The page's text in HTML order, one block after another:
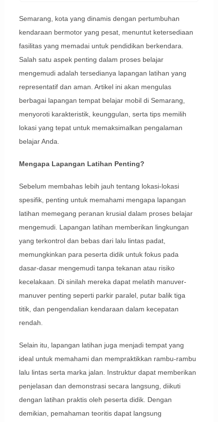
Semarang, kota yang dinamis dengan pertumbuhan
kendaraan bermotor yang pesat, menuntut ketersediaan
fasilitas yang memadai untuk pendidikan berkendara.
Salah satu aspek penting dalam proses belajar
mengemudi adalah tersedianya lapangan latihan yang
representatif dan aman. Artikel ini akan mengulas
berbagai lapangan tempat belajar mobil di Semarang,
menyoroti karakteristik, keunggulan, serta tips memilih
lokasi yang tepat untuk memaksimalkan pengalaman
belajar Anda.
Mengapa Lapangan Latihan Penting?
Sebelum membahas lebih jauh tentang lokasi-lokasi
spesifik, penting untuk memahami mengapa lapangan
latihan memegang peranan krusial dalam proses belajar
mengemudi. Lapangan latihan memberikan lingkungan
yang terkontrol dan bebas dari lalu lintas padat,
memungkinkan para peserta didik untuk fokus pada
dasar-dasar mengemudi tanpa tekanan atau risiko
kecelakaan. Di sinilah mereka dapat melatih manuver-
manuver penting seperti parkir paralel, putar balik tiga
titik, dan pengendalian kendaraan dalam kecepatan
rendah.
Selain itu, lapangan latihan juga menjadi tempat yang
ideal untuk memahami dan mempraktikkan rambu-rambu
lalu lintas serta marka jalan. Instruktur dapat memberikan
penjelasan dan demonstrasi secara langsung, diikuti
dengan latihan praktis oleh peserta didik. Dengan
demikian, pemahaman teoritis dapat langsung